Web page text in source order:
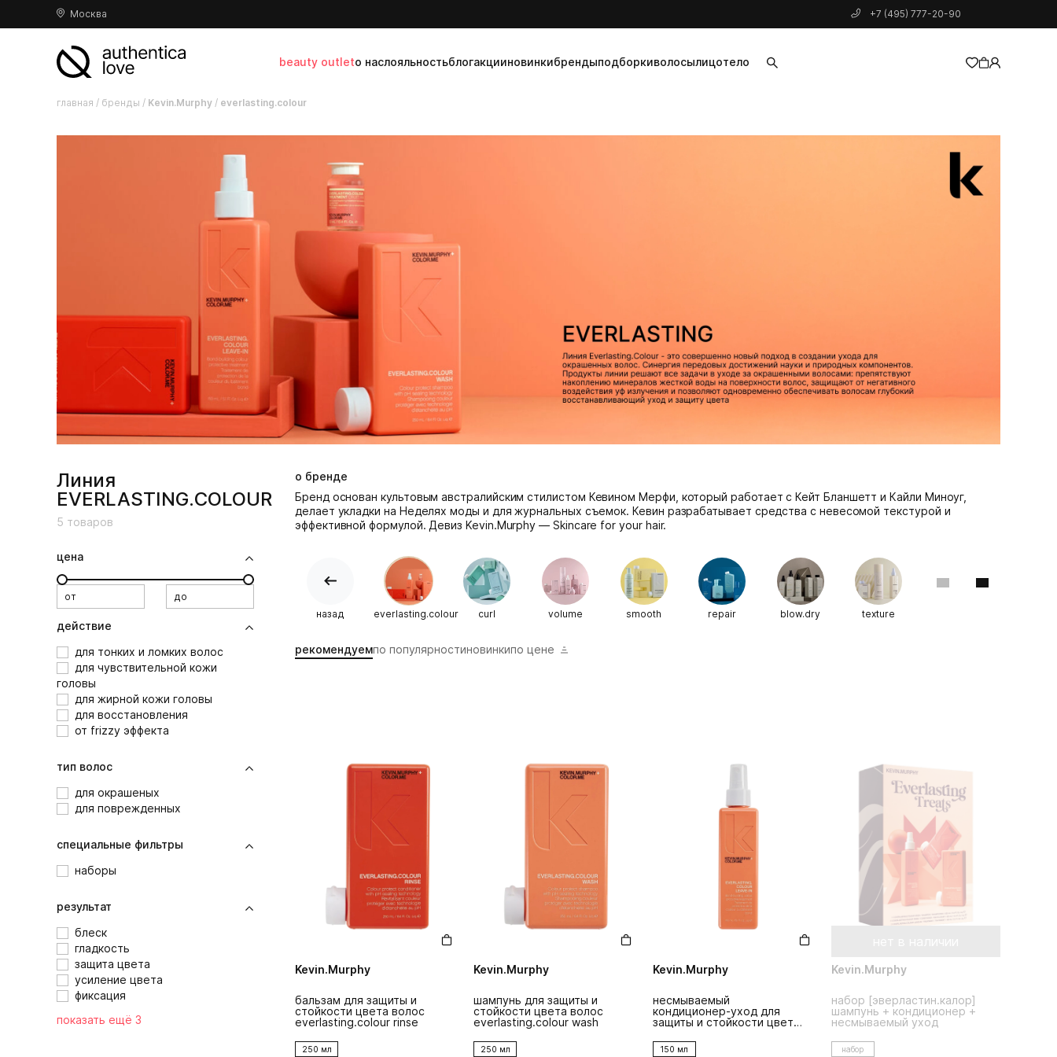
Москва +7 (495) 777-20-90
beauty outletо наслояльностьблогакцииновинкибрендыподборкиволосылицотело
главная / бренды / Kevin.Murphy / everlasting.colour
Линия
EVERLASTING.COLOUR
5 товаров
цена
от до
действие
для тонких и ломких волос
для чувствительной кожи
головы
для жирной кожи головы
для восстановления
от frizzy эффекта
тип волос
для окрашеных
для поврежденных
специальные фильтры
наборы
результат
блеск
гладкость
защита цвета
усиление цвета
фиксация
показать ещё 3
о бренде
Бренд основан культовым австралийским стилистом Кевином Мерфи, который работает с Кейт Бланшетт и Кайли Миноуг,
делает укладки на Неделях моды и для журнальных съемок. Кевин разрабатывает средства c невесомой текстурой и
эффективной формулой. Девиз Kevin.Murphy — Skincare for your hair.
назад everlasting.colour curl volume smooth repair blow.dry texture
рекомендуемпо популярностиновинкипо цене
Kevin.Murphy
бальзам для защиты и
стойкости цвета волос
everlasting.colour rinse
250 мл
Kevin.Murphy
шампунь для защиты и
стойкости цвета волос
everlasting.colour wash
250 мл
Kevin.Murphy
несмываемый
кондиционер-уход для
защиты и стойкости цвета
волос everlasting.colour
leave-in
150 мл
Kevin.Murphy
набор [эверластин.калор]
шампунь + кондиционер +
несмываемый уход
набор